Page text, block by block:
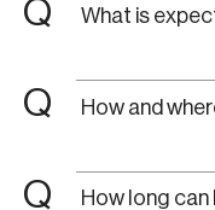
Q What is
Q How and
Q
How long can